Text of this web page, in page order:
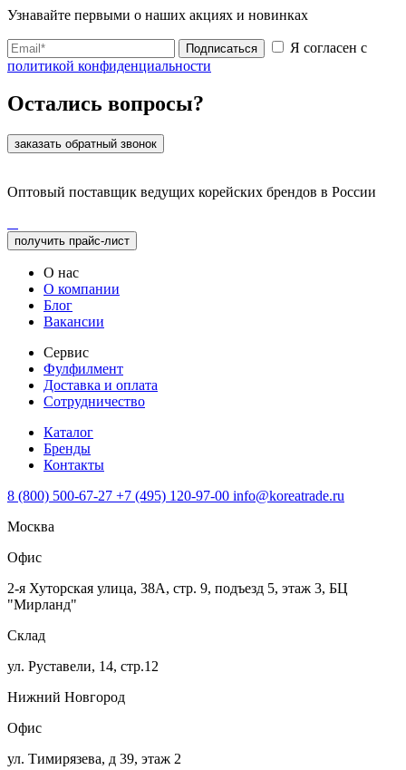
Узнавайте первыми о наших акциях и новинках
Подписаться
Я согласен с
политикой конфиденциальности
Остались вопросы?
заказать обратный звонок
Оптовый поставщик ведущих корейских брендов в России
получить прайс-лист
О нас
О компании
Блог
Вакансии
Сервис
Фулфилмент
Доставка и оплата
Сотрудничество
Каталог
Бренды
Контакты
8 (800) 500-67-27 +7 (495) 120-97-00 info@koreatrade.ru
Москва
Офис
2-я Хуторская улица, 38А, стр. 9, подъезд 5, этаж 3, БЦ
"Мирланд"
Склад
ул. Руставели, 14, стр.12
Нижний Новгород
Офис
ул. Тимирязева, д 39, этаж 2